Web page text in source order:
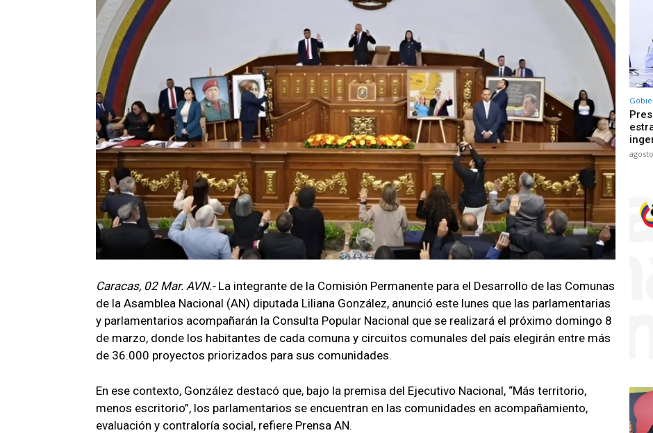
Caracas, 02 Mar. AVN.- La integrante de la Comisión Permanente para el Desarrollo de las Comunas
de la Asamblea Nacional (AN) diputada Liliana González, anunció este lunes que las parlamentarias
y parlamentarios acompañarán la Consulta Popular Nacional que se realizará el próximo domingo 8
de marzo, donde los habitantes de cada comuna y circuitos comunales del país elegirán entre más
de 36.000 proyectos priorizados para sus comunidades.
En ese contexto, González destacó que, bajo la premisa del Ejecutivo Nacional, “Más territorio,
menos escritorio”, los parlamentarios se encuentran en las comunidades en acompañamiento,
evaluación y contraloría social, refiere Prensa AN.